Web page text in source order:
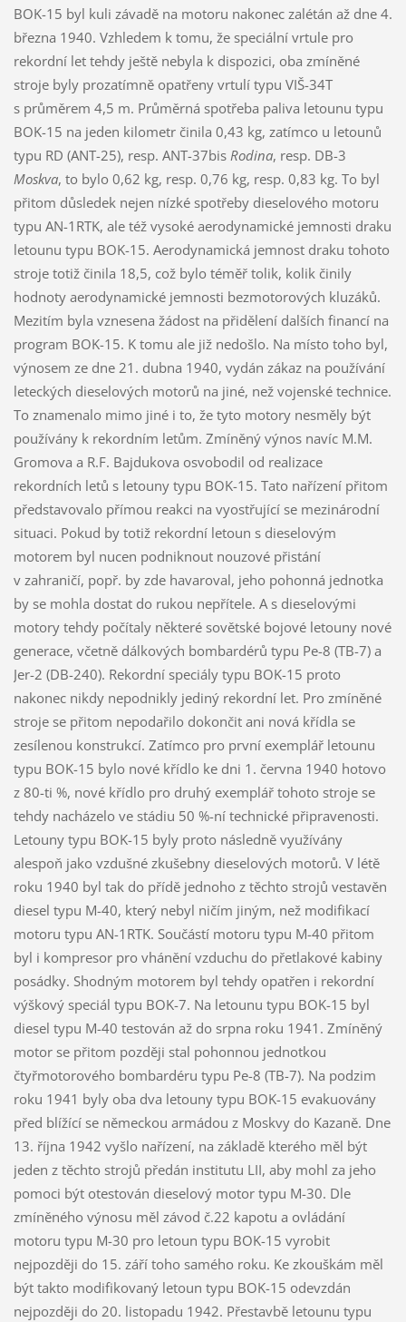
BOK-15 byl kuli závadě na motoru nakonec zalétán až dne 4.
března 1940. Vzhledem k tomu, že speciální vrtule pro
rekordní let tehdy ještě nebyla k dispozici, oba zmíněné
stroje byly prozatímně opatřeny vrtulí typu VIŠ-34T
s průměrem 4,5 m. Průměrná spotřeba paliva letounu typu
BOK-15 na jeden kilometr činila 0,43 kg, zatímco u letounů
typu RD (ANT-25), resp. ANT-37bis Rodina, resp. DB-3
Moskva, to bylo 0,62 kg, resp. 0,76 kg, resp. 0,83 kg. To byl
přitom důsledek nejen nízké spotřeby dieselového motoru
typu AN-1RTK, ale též vysoké aerodynamické jemnosti draku
letounu typu BOK-15. Aerodynamická jemnost draku tohoto
stroje totiž činila 18,5, což bylo téměř tolik, kolik činily
hodnoty aerodynamické jemnosti bezmotorových kluzáků.
Mezitím byla vznesena žádost na přidělení dalších financí na
program BOK-15. K tomu ale již nedošlo. Na místo toho byl,
výnosem ze dne 21. dubna 1940, vydán zákaz na používání
leteckých dieselových motorů na jiné, než vojenské technice.
To znamenalo mimo jiné i to, že tyto motory nesměly být
používány k rekordním letům. Zmíněný výnos navíc M.M.
Gromova a R.F. Bajdukova osvobodil od realizace
rekordních letů s letouny typu BOK-15. Tato nařízení přitom
představovalo přímou reakci na vyostřující se mezinárodní
situaci. Pokud by totiž rekordní letoun s dieselovým
motorem byl nucen podniknout nouzové přistání
v zahraničí, popř. by zde havaroval, jeho pohonná jednotka
by se mohla dostat do rukou nepřítele. A s dieselovými
motory tehdy počítaly některé sovětské bojové letouny nové
generace, včetně dálkových bombardérů typu Pe-8 (TB-7) a
Jer-2 (DB-240). Rekordní speciály typu BOK-15 proto
nakonec nikdy nepodnikly jediný rekordní let. Pro zmíněné
stroje se přitom nepodařilo dokončit ani nová křídla se
zesílenou konstrukcí. Zatímco pro první exemplář letounu
typu BOK-15 bylo nové křídlo ke dni 1. června 1940 hotovo
z 80-ti %, nové křídlo pro druhý exemplář tohoto stroje se
tehdy nacházelo ve stádiu 50 %-ní technické připravenosti.
Letouny typu BOK-15 byly proto následně využívány
alespoň jako vzdušné zkušebny dieselových motorů. V létě
roku 1940 byl tak do přídě jednoho z těchto strojů vestavěn
diesel typu M-40, který nebyl ničím jiným, než modifikací
motoru typu AN-1RTK. Součástí motoru typu M-40 přitom
byl i kompresor pro vhánění vzduchu do přetlakové kabiny
posádky. Shodným motorem byl tehdy opatřen i rekordní
výškový speciál typu BOK-7. Na letounu typu BOK-15 byl
diesel typu M-40 testován až do srpna roku 1941. Zmíněný
motor se přitom později stal pohonnou jednotkou
čtyřmotorového bombardéru typu Pe-8 (TB-7). Na podzim
roku 1941 byly oba dva letouny typu BOK-15 evakuovány
před blížící se německou armádou z Moskvy do Kazaně. Dne
13. října 1942 vyšlo nařízení, na základě kterého měl být
jeden z těchto strojů předán institutu LII, aby mohl za jeho
pomoci být otestován dieselový motor typu M-30. Dle
zmíněného výnosu měl závod č.22 kapotu a ovládání
motoru typu M-30 pro letoun typu BOK-15 vyrobit
nejpozději do 15. září toho samého roku. Ke zkouškám měl
být takto modifikovaný letoun typu BOK-15 odevzdán
nejpozději do 20. listopadu 1942. Přestavbě letounu typu